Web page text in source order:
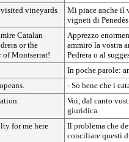
vineyards
Mi piace anche il
vigneti di
Catalan
or the
of Montserrat!
Apprezzo
ammiro la vostra
Pedrera o al
In poche parole:
- So bene che i
Voi, dal canto
giuridica.
for me here
Il problema che
conciliare questi